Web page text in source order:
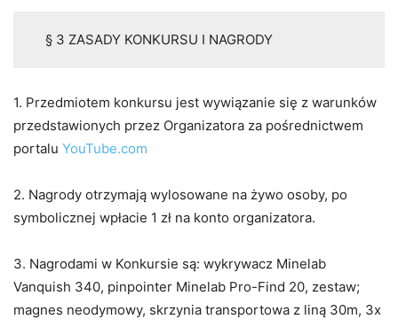
§ 3 ZASADY KONKURSU I NAGRODY
1. Przedmiotem konkursu jest wywiązanie się z warunków
przedstawionych przez Organizatora za pośrednictwem
portalu YouTube.com
2. Nagrody otrzymają wylosowane na żywo osoby, po
symbolicznej wpłacie 1 zł na konto organizatora.
3. Nagrodami w Konkursie są: wykrywacz Minelab
Vanquish 340, pinpointer Minelab Pro-Find 20, zestaw;
magnes neodymowy, skrzynia transportowa z liną 30m, 3x